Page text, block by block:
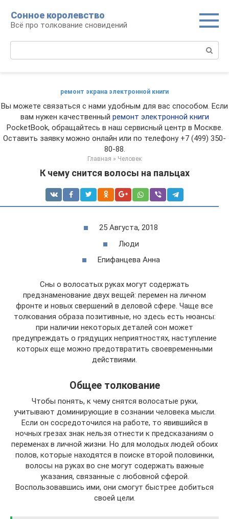
контенту
Сонное королевство
Всё про толкование сновидений
ремонт экрана электронной книги
Вы можете связаться с нами удобным для вас способом. Если
вам нужен качественный ремонт электронной книги
PocketBook, обращайтесь в наш сервисный центр в Москве.
Оставить заявку можно онлайн или по телефону +7 (499) 350-
80-88.
Главная » Человек
К чему снится волосы на пальцах
25 Августа, 2018
Люди
Епифанцева Анна
Сны о волосатых руках могут содержать
предзнаменование двух вещей: перемен на личном
фронте и новых свершений в деловой сфере. Чаще все
толкования образа позитивные, но здесь есть нюансы:
при наличии некоторых деталей сон может
предупреждать о грядущих неприятностях, наступление
которых еще можно предотвратить своевременными
действиями.
Общее толкование
Чтобы понять, к чему снятся волосатые руки,
учитывают доминирующие в сознании человека мысли.
Если он сосредоточился на работе, то явившийся в
ночных грезах знак нельзя отнести к предсказаниям о
переменах в личной жизни. Но для молодых людей обоих
полов, которые находятся в поиске второй половинки,
волосы на руках во сне могут содержать важные
указания, связанные с любовной сферой.
Воспользовавшись ими, они смогут быстрее добиться
своей цели.